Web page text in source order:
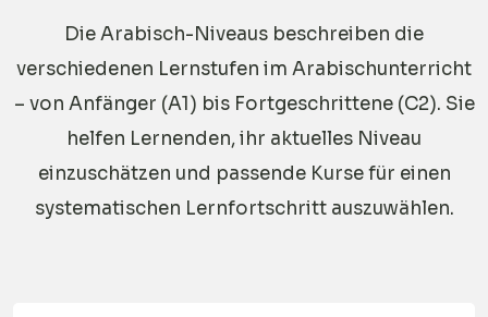
Die Arabisch-Niveaus beschreiben die
verschiedenen Lernstufen im Arabischunterricht
– von Anfänger (A1) bis Fortgeschrittene (C2). Sie
helfen Lernenden, ihr aktuelles Niveau
einzuschätzen und passende Kurse für einen
systematischen Lernfortschritt auszuwählen.